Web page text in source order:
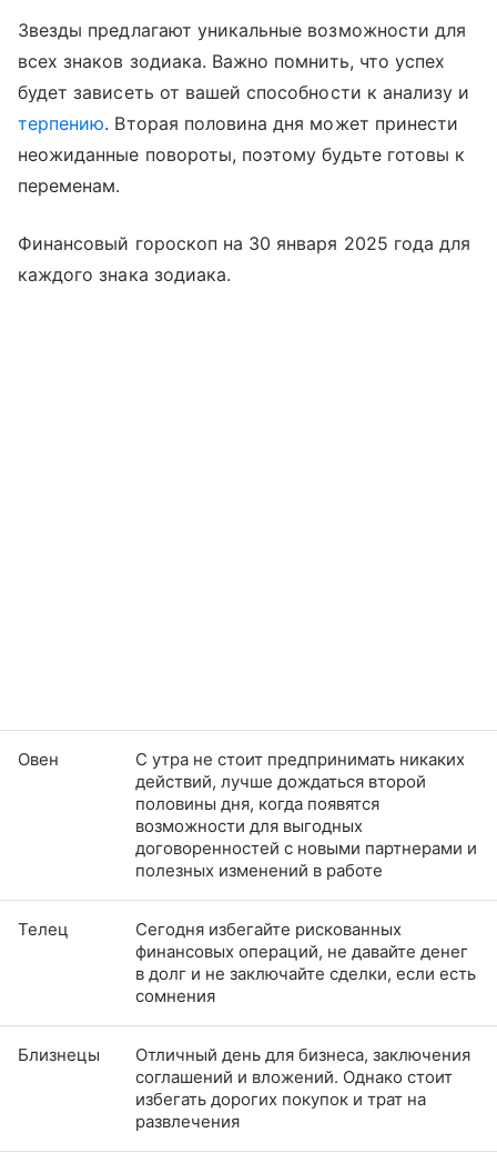
Звезды предлагают уникальные возможности для
всех знаков зодиака. Важно помнить, что успех
будет зависеть от вашей способности к анализу и
терпению. Вторая половина дня может принести
неожиданные повороты, поэтому будьте готовы к
переменам.
Финансовый гороскоп на 30 января 2025 года для
каждого знака зодиака.
Овен
С утра не стоит предпринимать никаких
действий, лучше дождаться второй
половины дня, когда появятся
возможности для выгодных
договоренностей с новыми партнерами и
полезных изменений в работе
Телец
Сегодня избегайте рискованных
финансовых операций, не давайте денег
в долг и не заключайте сделки, если есть
сомнения
Близнецы
Отличный день для бизнеса, заключения
соглашений и вложений. Однако стоит
избегать дорогих покупок и трат на
развлечения